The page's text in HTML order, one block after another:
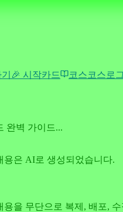
🎉 시작카드 코스코스 로
완벽 가이드...
용은 AI로 생성되었습니다.
용을 무단으로 복제, 배포,